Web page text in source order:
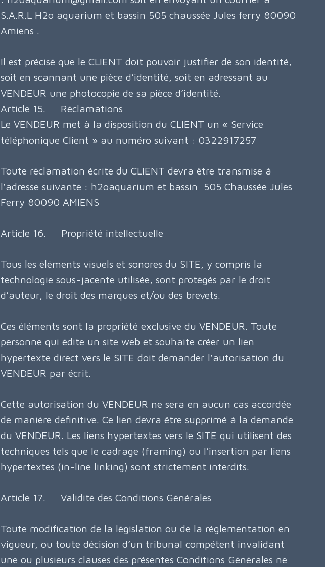
S.A.R.L H2o aquarium et bassin 505 chaussée Jules ferry 80090
Amiens .
Il est précisé que le CLIENT doit pouvoir justifier de son identité,
soit en scannant une pièce d’identité, soit en adressant au
VENDEUR une photocopie de sa pièce d’identité.
Article 15. Réclamations
Le VENDEUR met à la disposition du CLIENT un « Service
téléphonique Client » au numéro suivant : 0322917257
Toute réclamation écrite du CLIENT devra être transmise à
l’adresse suivante : h2oaquarium et bassin 505 Chaussée Jules
Ferry 80090 AMIENS
Article 16. Propriété intellectuelle
Tous les éléments visuels et sonores du SITE, y compris la
technologie sous-jacente utilisée, sont protégés par le droit
d’auteur, le droit des marques et/ou des brevets.
Ces éléments sont la propriété exclusive du VENDEUR. Toute
personne qui édite un site web et souhaite créer un lien
hypertexte direct vers le SITE doit demander l’autorisation du
VENDEUR par écrit.
Cette autorisation du VENDEUR ne sera en aucun cas accordée
de manière définitive. Ce lien devra être supprimé à la demande
du VENDEUR. Les liens hypertextes vers le SITE qui utilisent des
techniques tels que le cadrage (framing) ou l’insertion par liens
hypertextes (in-line linking) sont strictement interdits.
Article 17. Validité des Conditions Générales
Toute modification de la législation ou de la réglementation en
vigueur, ou toute décision d’un tribunal compétent invalidant
une ou plusieurs clauses des présentes Conditions Générales ne